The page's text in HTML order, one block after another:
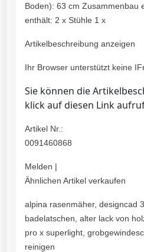
Boden): 63 cm Zusammenbau
enthält: 2 x Stühle 1 x
Artikelbeschreibung anzeigen
Ihr Browser unterstützt keine
Sie können die
klick auf diesen Link
Artikel Nr.:
0091460868
Melden |
Ähnlichen Artikel verkaufen
alpina rasenmäher, designcad
badelatschen, alter lack von
pro x superlight,
reinigen